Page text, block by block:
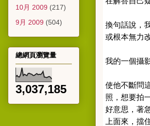
換句話說，
或根本無力
我的一個攝
使他不斷問
照，想要拍
好意思，著
上面來，擋
10月 2009 (217)
9月 2009 (504)
總網頁瀏覽量
3,037,185